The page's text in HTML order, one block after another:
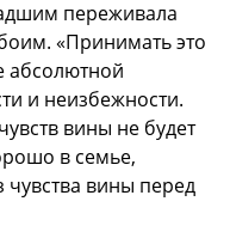
переживала
«Принимать это
абсолютной
и неизбежности.
вины не будет
в семье,
чувства вины перед